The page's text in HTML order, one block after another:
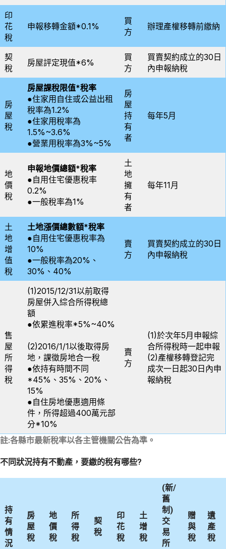
印
花
稅
申報移轉金額*0.1%
買
方
辦理產權移轉前繳納
契
稅
房屋評定現值*6%
買
方
買賣契約成立的30日
內申報納稅
房
屋
稅
房屋課稅限值*稅率
●住家用自住或公益出租
稅率為1.2%
●住家用稅率為
1.5%~3.6%
●營業用稅率為3%~5%
房
屋
持
有
者
每年5月
地
價
稅
申報地價總額*稅率
●自用住宅優惠稅率
0.2%
●一般稅率為1%
土
地
擁
有
者
每年11月
土
地
增
值
稅
土地漲價總數額*稅率
●自用住宅優惠稅率為
10%
●一般稅率為20%、
30%、40%
賣
方
買賣契約成立的30日
內申報納稅
售
屋
所
得
稅
(1)2015/12/31以前取得
房屋併入綜合所得稅總
額
●依累進稅率*5%~40%
(2)2016/1/1以後取得房
地，課徵房地合一稅
●依持有時間不同
*45%、35%、20%、
15%
●自住房地優惠適用條
件，所得超過400萬元部
分*10%
賣
方
(1)於次年5月申報綜
合所得稅時一起申報
(2)產權移轉登記完
成次一日起30日內申
報納稅
註:各縣市最新稅率以各主管機關公告為準。
不同狀況持有不動產，要繳的稅有哪些?
持
有
情
況
房
屋
稅
地
價
稅
所
得
稅
契
稅
印
花
稅
土
增
稅
(新/
舊
制)
交
易
所
贈
與
稅
遺
產
稅